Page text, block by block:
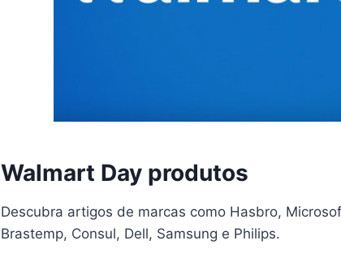
Walmart Day produtos
Descubra artigos de marcas como Hasbro,
Brastemp, Consul, Dell, Samsung e Philips.